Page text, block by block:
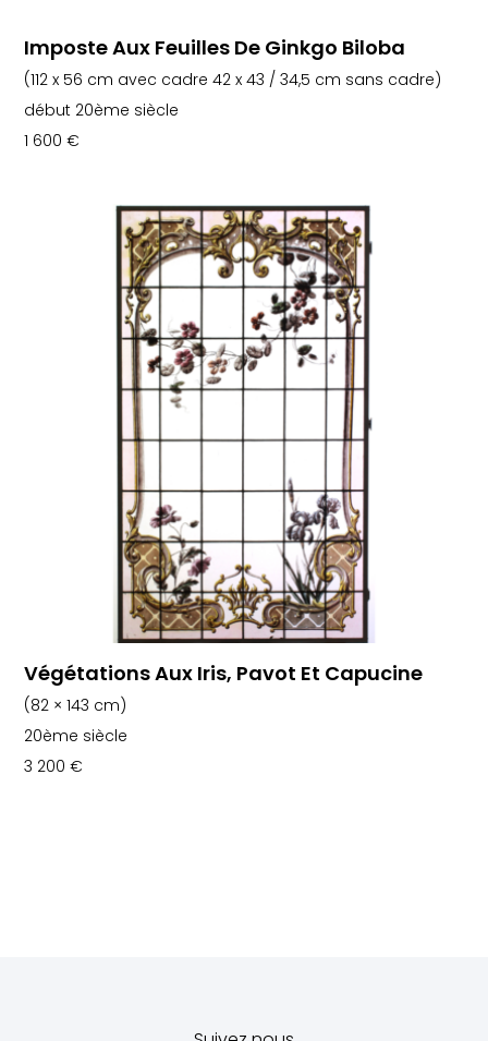
Imposte Aux Feuilles De Ginkgo Biloba
(112 x 56 cm avec cadre 42 x 43 / 34,5 cm sans cadre)
début 20ème siècle
1 600€
Végétations Aux Iris, Pavot Et Capucine
(82 × 143 cm)
20ème siècle
3 200€